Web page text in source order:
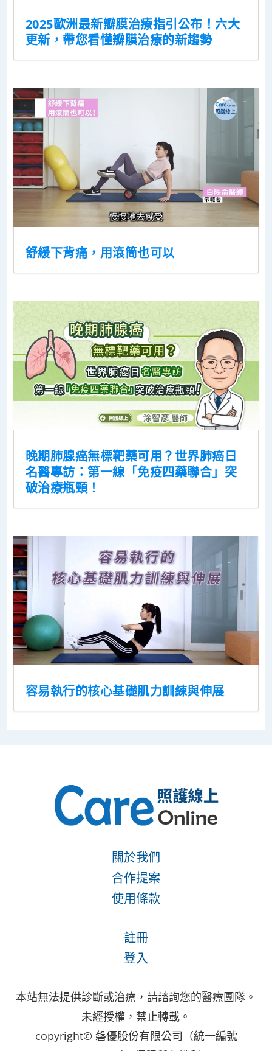
2025歐洲最新瓣膜治療指引公布！六大
更新，帶您看懂瓣膜治療的新趨勢
舒緩下背痛，用滾筒也可以
晚期肺腺癌無標靶藥可用？世界肺癌日
名醫專訪：第一線「免疫四藥聯合」突
破治療瓶頸！
容易執行的核心基礎肌力訓練與伸展
關於我們
合作提案
使用條款
註冊
登入
本站無法提供診斷或治療，請諮詢您的醫療團隊。
未經授權，禁止轉載。
copyright© 磐優股份有限公司（統一編號